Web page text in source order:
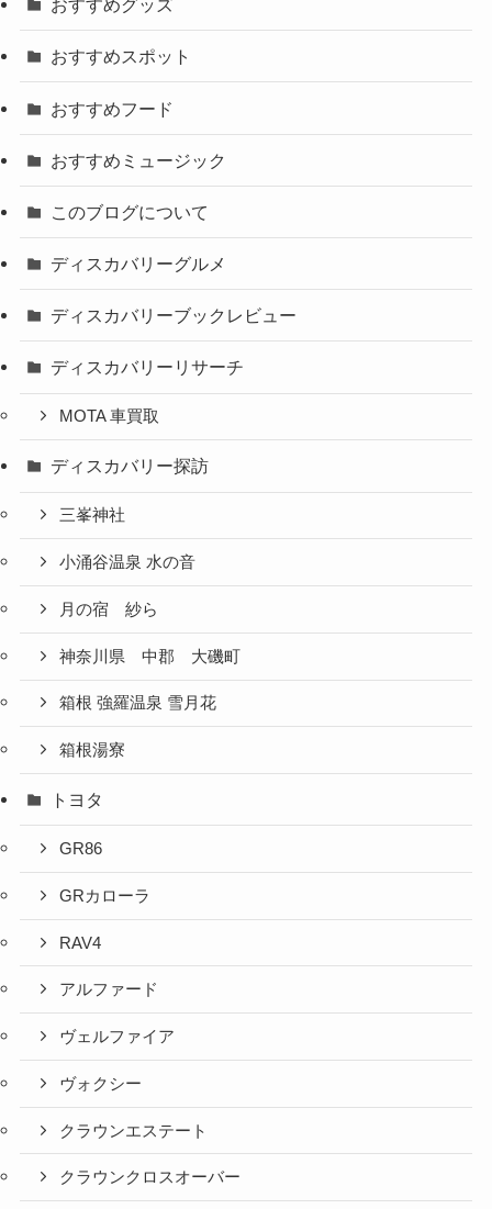
おすすめグッズ
おすすめスポット
おすすめフード
おすすめミュージック
このブログについて
ディスカバリーグルメ
ディスカバリーブックレビュー
ディスカバリーリサーチ
MOTA 車買取
ディスカバリー探訪
三峯神社
小涌谷温泉 水の音
月の宿 紗ら
神奈川県 中郡 大磯町
箱根 強羅温泉 雪月花
箱根湯寮
トヨタ
GR86
GRカローラ
RAV4
アルファード
ヴェルファイア
ヴォクシー
クラウンエステート
クラウンクロスオーバー